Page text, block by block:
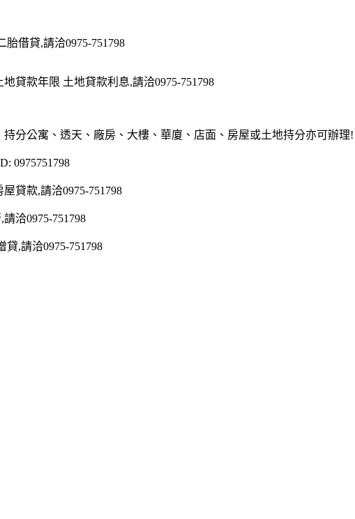
借貸,請洽0975-751798
貸款年限 土地貸款利息,請洽0975-751798
分公寓、透天、廠房、大樓、華廈、店面、房屋或土地持分亦可辦理!
0975751798
貸款,請洽0975-751798
洽0975-751798
,請洽0975-751798